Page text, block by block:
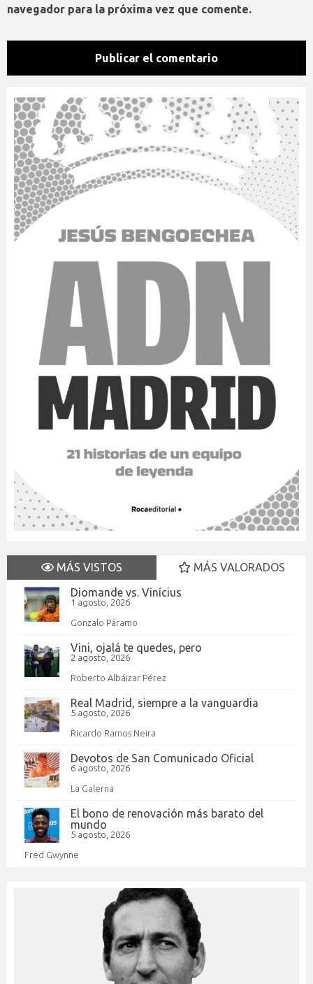
navegador para la próxima vez que comente.
MÁS VISTOS
MÁS VALORADOS
Diomande vs. Vinícius
1 agosto, 2026
Gonzalo Páramo
Vini, ojalá te quedes, pero
2 agosto, 2026
Roberto Albáizar Pérez
Real Madrid, siempre a la vanguardia
5 agosto, 2026
Ricardo Ramos Neira
Devotos de San Comunicado Oficial
6 agosto, 2026
La Galerna
El bono de renovación más barato del
mundo
5 agosto, 2026
Fred Gwynne